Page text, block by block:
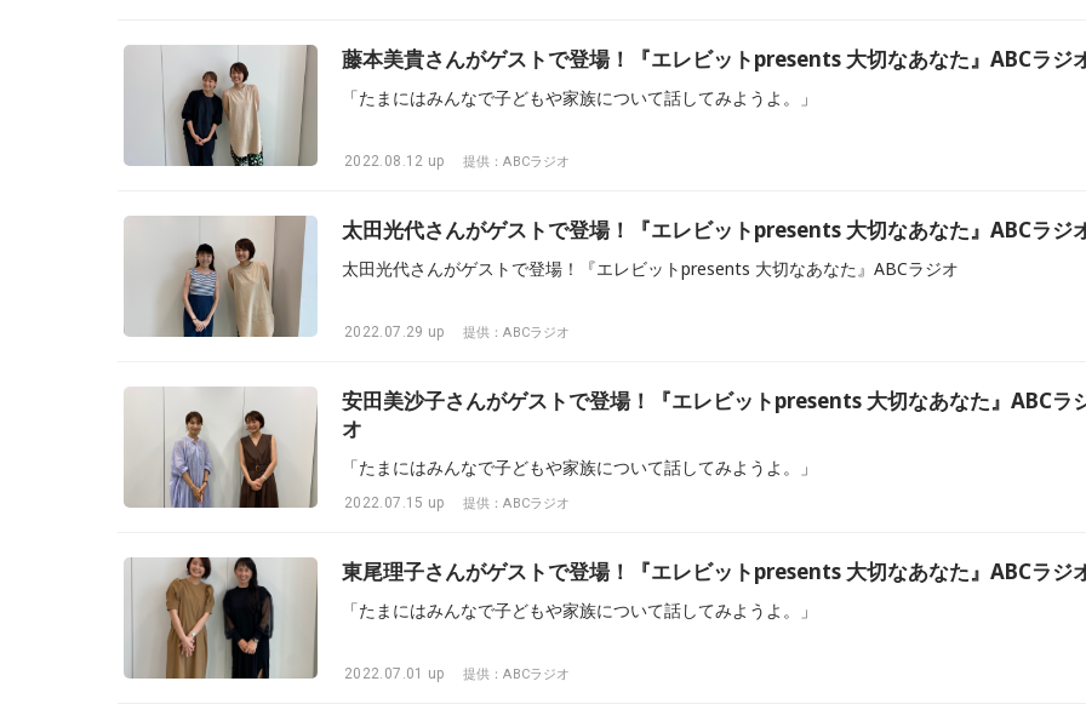
藤本美貴さんがゲストで登場！『エレビットpresents 大切なあなた』ABCラジ
「たまにはみんなで子どもや家族について話してみようよ。」
2022.08.12 up 提供：ABCラジオ
太田光代さんがゲストで登場！『エレビットpresents 大切なあなた』ABCラジ
太田光代さんがゲストで登場！『エレビットpresents 大切なあなた』ABCラジオ
2022.07.29 up 提供：ABCラジオ
安田美沙子さんがゲストで登場！『エレビットpresents 大切なあなた』ABCラ
オ
「たまにはみんなで子どもや家族について話してみようよ。」
2022.07.15 up 提供：ABCラジオ
東尾理子さんがゲストで登場！『エレビットpresents 大切なあなた』ABCラジ
「たまにはみんなで子どもや家族について話してみようよ。」
2022.07.01 up 提供：ABCラジオ